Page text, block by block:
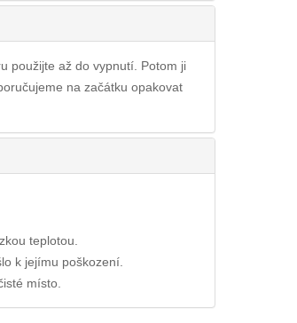
použijte až do vypnutí. Potom ji
na začátku opakovat
teplotou.
k jejímu poškození.
místo.